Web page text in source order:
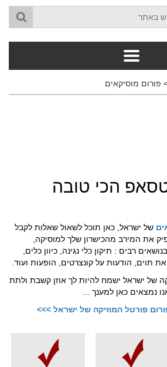
פורום מוסיקאים
הכי טובה
של ישראל, כאן תוכל לשאול שאלות לקבל
את המירב מהכישרון שלך למוסיקה,
רבים : תיקון כלי נגינה, כיוון כלים,
תוים, הודעות על קונצרטים, הופעות ועוד.
של ישראל ישמח להיות לך אוזן קשבת ולתת
נמצאים כאן למענך ...
פורטל המוזיקה של ישראל >>>